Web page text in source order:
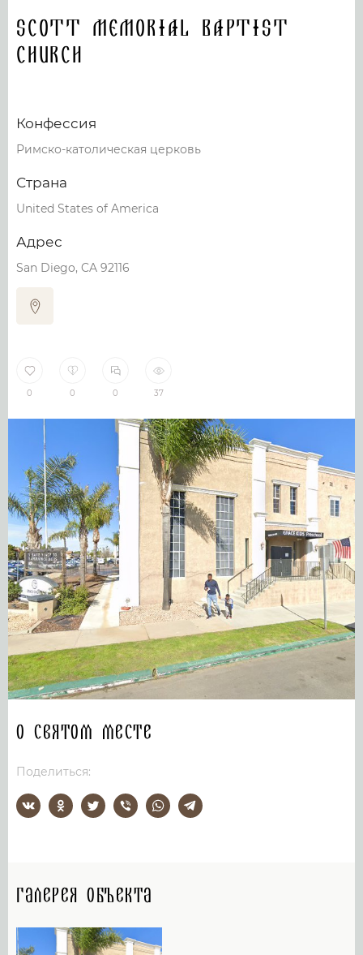
Scott Memorial Baptist
Church
Конфессия
Римско-католическая церковь
Страна
United States of America
Адрес
San Diego, CA 92116
0 0 0 37
О святом месте
Поделиться:
Галерея объекта